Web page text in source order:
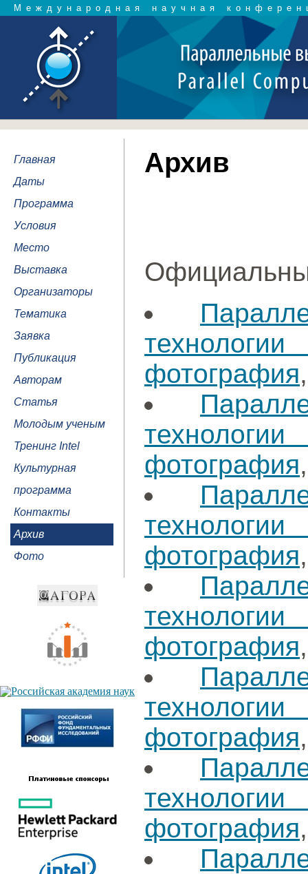
Международная научная
Главная
Даты
Программа
Условия
Место
Выставка
Организаторы
Тематика
Заявка
Публикация
Авторам
Статья
Молодым ученым
Тренинг Intel
Культурная
программа
Контакты
Архив
Фото
Архив
фотография
фотография
фотография
фотография
фотография
фотография